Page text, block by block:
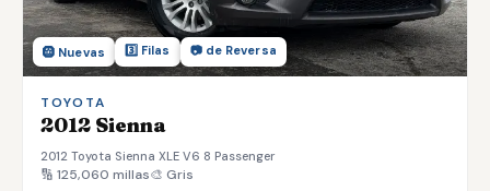
🛞 Nuevas 3️⃣ Filas 📷 de Reversa
TOYOTA
2012 Sienna
2012 Toyota Sienna XLE V6 8 Passenger
🔢 125,060 millas🎨 Gris